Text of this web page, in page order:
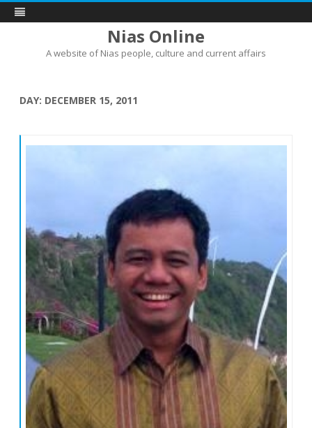
Nias Online
A website of Nias people, culture and current affairs
DAY: DECEMBER 15, 2011